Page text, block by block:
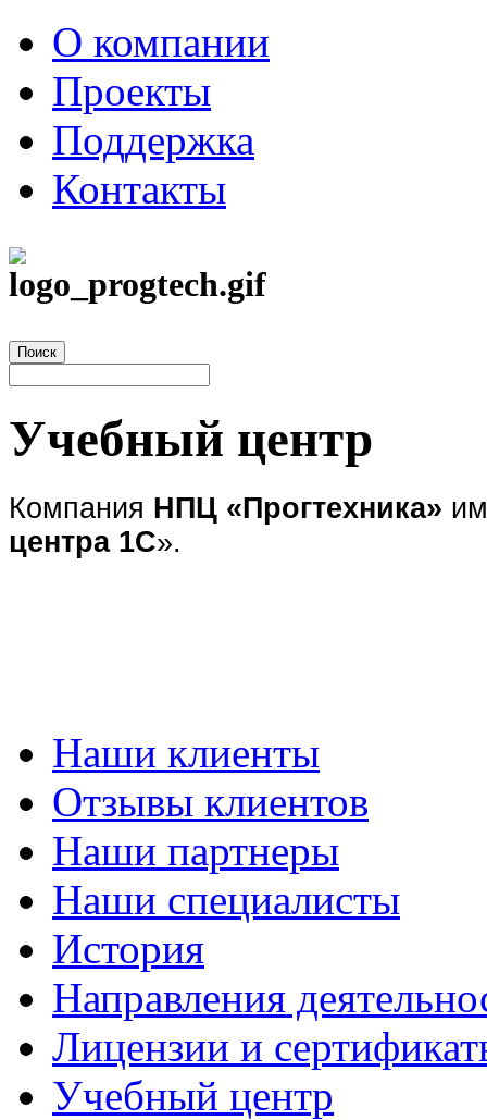
О компании
Проекты
Поддержка
Контакты
Учебный центр
Компания НПЦ «Прогтехника»
центра 1С».
Наши клиенты
Отзывы клиентов
Наши партнеры
Наши специалисты
История
Направления
Лицензии и
Учебный центр